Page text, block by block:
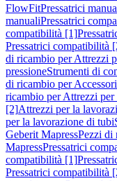
FlowFitPressatrici
manualiPressatrici
compatibilità [1]
Pressatrici compatibilità
di ricambio per Attrezzi
pressioneStrumenti di
di ricambio per Accessori
ricambio per Attrezzi
[2]Attrezzi per la
per la lavorazione di tubi
Geberit MapressPezzi di
MapressPressatrici
compatibilità [1]
Pressatrici compatibilità